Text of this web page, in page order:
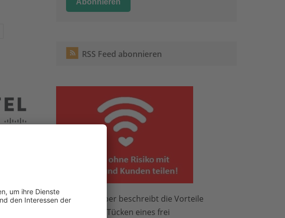
RSS Feed abonnieren
Das Whitepaper beschreibt die Vorteile
und auch die Tücken eines frei